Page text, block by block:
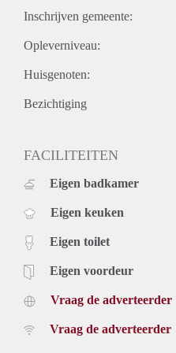
Inschrijven gemeente:
Opleverniveau:
Huisgenoten:
Bezichtiging
FACILITEITEN
Eigen badkamer
Eigen keuken
Eigen toilet
Eigen voordeur
Vraag de adverteerder
Vraag de adverteerder